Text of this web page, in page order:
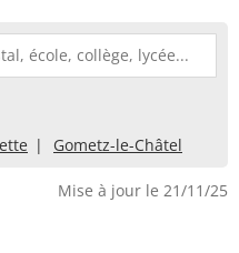
Gometz-le-Châtel
Mise à jour le 21/11/25